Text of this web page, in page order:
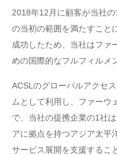
2018年12月に顧客が当社
の当初の範囲を満たすこと
成功したため、当社はファ
めの国際的なフルフィルメ
ACSLのグローバルアクセ
ムとして利用し、ファーウ
で、当社の提携企業の1社
アに拠点を持つアジア太平
サービス展開を支援するこ